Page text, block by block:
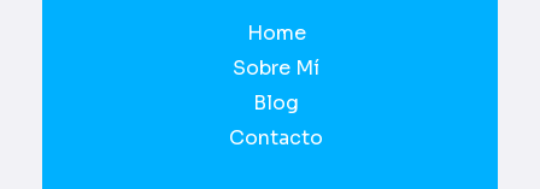
Home
Sobre Mí
Blog
Contacto